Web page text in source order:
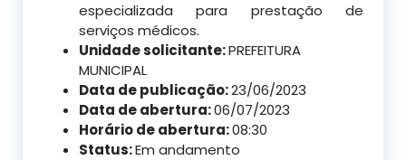
especializada para prestação de
serviços médicos.
Unidade solicitante:PREFEITURA
MUNICIPAL
Data de publicação:23/06/2023
Data de abertura:06/07/2023
Horário de abertura:08:30
Status:Em andamento